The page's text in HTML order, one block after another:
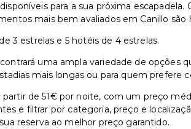
para a sua próxima
mais bem avaliados em Canillo
3 estrelas e 5 hotéis de 4 estrelas.
uma ampla variedade de opções
mais longas ou para quem prefere
de 51€ por noite, com um preço
e filtrar por categoria, preço e
reserva ao melhor preço garantido.